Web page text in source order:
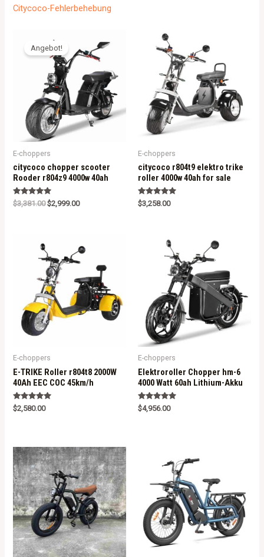
Citycoco-Fehlerbehebung
Angebot!
E-choppers
citycoco chopper scooter
Rooder r804z9 4000w 40ah
Rated
5.00
$3,381.00 $2,999.00
E-choppers
citycoco r804t9 elektro trike
roller 4000w 40ah for sale
Rated
5.00
$3,258.00
E-choppers
E-TRIKE Roller r804t8 2000W
40Ah EEC COC 45km/h
Rated
5.00
$2,580.00
E-choppers
Elektroroller Chopper hm-6
4000 Watt 60ah Lithium-Akku
Rated
5.00
$4,956.00